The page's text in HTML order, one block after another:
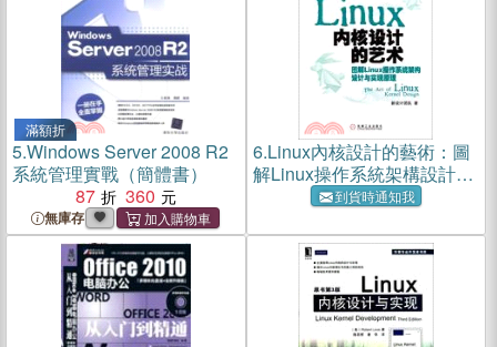
滿額折
5.Windows Server 2008 R2
系統管理實戰（簡體書）
87
360
無庫存
6.Linux內核設計的藝術：圖
解Linux操作系統架構設計與
實現原理（簡體書）
到貨時通知我